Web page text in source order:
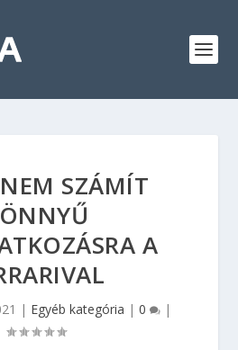
SZÁMÍT
A
| Egyéb kategória | 0 |